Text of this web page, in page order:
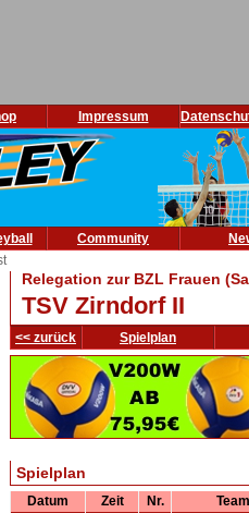
Impressum
Community
Relegation zur BZL Frauen
TSV Zirndorf II
<< zurück Spielplan
Spielplan
Datum Zeit Nr.